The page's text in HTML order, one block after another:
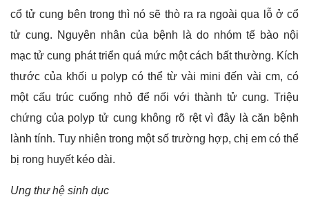
cổ tử cung bên trong thì nó sẽ thò ra ra ngoài qua lỗ ở cổ
tử cung. Nguyên nhân của bệnh là do nhóm tế bào nội
mạc tử cung phát triển quá mức một cách bất thường. Kích
thước của khối u polyp có thể từ vài mini đến vài cm, có
một cấu trúc cuống nhỏ để nối với thành tử cung. Triệu
chứng của polyp tử cung không rõ rệt vì đây là căn bệnh
lành tính. Tuy nhiên trong một số trường hợp, chị em có thể
bị rong huyết kéo dài.
Ung thư hệ sinh dục